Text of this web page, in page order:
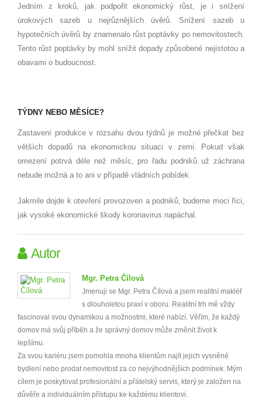
Jedním z kroků, jak podpořit ekonomický růst, je i snížení
úrokových sazeb u nejrůznějších úvěrů. Snížení sazeb u
hypotečních úvěrů by znamenalo růst poptávky po nemovitostech.
Tento růst poptávky by mohl snížit dopady způsobené nejistotou a
obavami o budoucnost.
TÝDNY NEBO MĚSÍCE?
Zastavení produkce v rozsahu dvou týdnů je možné přečkat bez
větších dopadů na ekonomickou situaci v zemi. Pokud však
omezení potrvá déle než měsíc, pro řadu podniků už záchrana
nebude možná a to ani v případě vládních pobídek.
Jakmile dojde k otevření provozoven a podniků, budeme moci říci,
jak vysoké ekonomické škody koronavirus napáchal.
Autor
Mgr. Petra Čílová
Jmenuji se Mgr. Petra Čílová a jsem realitní makléř
s dlouholetou praxí v oboru. Realitní trh mě vždy
fascinoval svou dynamikou a možnostmi, které nabízí. Věřím, že každý
domov má svůj příběh a že správný domov může změnit život k
lepšímu.
Za svou kariéru jsem pomohla mnoha klientům najít jejich vysněné
bydlení nebo prodat nemovitost za co nejvýhodnějších podmínek. Mým
cílem je poskytovat profesionální a přátelský servis, který je založen na
důvěře a individuálním přístupu ke každému klientovi.